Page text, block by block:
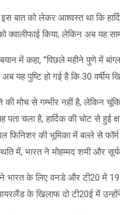
बात को लेकर आश्वस्त था कि
क्वालीफाई किया, लेकिन अब यह
में कहा, ”पिछले महीने पुणे में
पुष्टि हो गई है कि 30 वर्षीय
मोच से गम्भीर नहीं है, लेकिन
चला है, हार्दिक की चोट से
फिनिशर की भूमिका में बल्ले से
में, भारत ने मोहम्मद शमी और
ने भारत के लिए वनडे और टी20
के खिलाफ दो टी20ई में उन्होंने